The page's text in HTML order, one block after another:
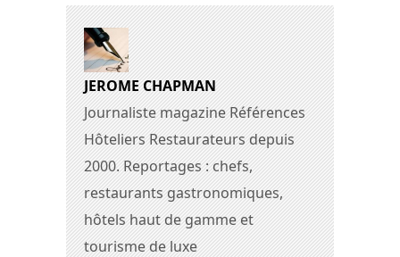
JEROME CHAPMAN
Journaliste magazine Références
Hôteliers Restaurateurs depuis
2000. Reportages : chefs,
restaurants gastronomiques,
hôtels haut de gamme et
tourisme de luxe